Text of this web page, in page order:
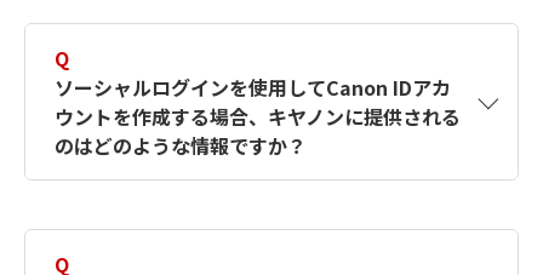
す。詳しい作成方法は【カメラ】Canon IDとは
何ですか？Canon IDの作成方法は？をご確認く
ださい。
Q
ソーシャルログインを使用してCanon IDアカ
ウントを作成する場合、キヤノンに提供される
のはどのような情報ですか？
Q